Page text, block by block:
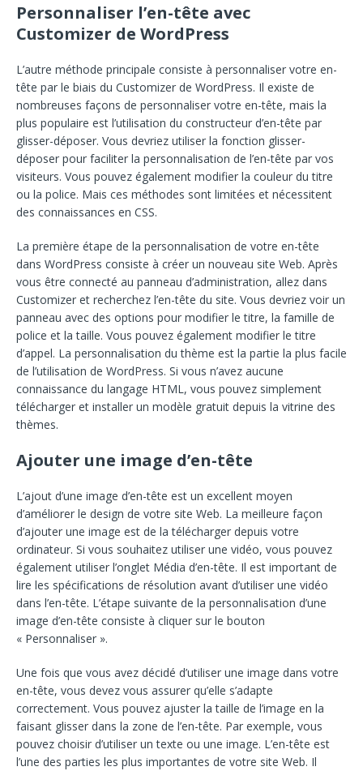
Personnaliser l’en-tête avec
Customizer de WordPress
L’autre méthode principale consiste à personnaliser votre en-
tête par le biais du Customizer de WordPress. Il existe de
nombreuses façons de personnaliser votre en-tête, mais la
plus populaire est l’utilisation du constructeur d’en-tête par
glisser-déposer. Vous devriez utiliser la fonction glisser-
déposer pour faciliter la personnalisation de l’en-tête par vos
visiteurs. Vous pouvez également modifier la couleur du titre
ou la police. Mais ces méthodes sont limitées et nécessitent
des connaissances en CSS.
La première étape de la personnalisation de votre en-tête
dans WordPress consiste à créer un nouveau site Web. Après
vous être connecté au panneau d’administration, allez dans
Customizer et recherchez l’en-tête du site. Vous devriez voir un
panneau avec des options pour modifier le titre, la famille de
police et la taille. Vous pouvez également modifier le titre
d’appel. La personnalisation du thème est la partie la plus facile
de l’utilisation de WordPress. Si vous n’avez aucune
connaissance du langage HTML, vous pouvez simplement
télécharger et installer un modèle gratuit depuis la vitrine des
thèmes.
Ajouter une image d’en-tête
L’ajout d’une image d’en-tête est un excellent moyen
d’améliorer le design de votre site Web. La meilleure façon
d’ajouter une image est de la télécharger depuis votre
ordinateur. Si vous souhaitez utiliser une vidéo, vous pouvez
également utiliser l’onglet Média d’en-tête. Il est important de
lire les spécifications de résolution avant d’utiliser une vidéo
dans l’en-tête. L’étape suivante de la personnalisation d’une
image d’en-tête consiste à cliquer sur le bouton
« Personnaliser ».
Une fois que vous avez décidé d’utiliser une image dans votre
en-tête, vous devez vous assurer qu’elle s’adapte
correctement. Vous pouvez ajuster la taille de l’image en la
faisant glisser dans la zone de l’en-tête. Par exemple, vous
pouvez choisir d’utiliser un texte ou une image. L’en-tête est
l’une des parties les plus importantes de votre site Web. Il